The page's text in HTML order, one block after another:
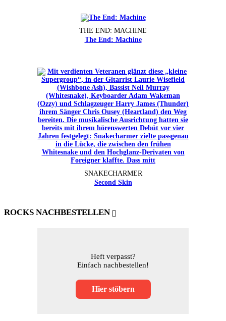
THE END: MACHINE
The End: Machine
SNAKECHARMER
Second Skin
ROCKS NACHBESTELLEN
Heft verpasst?
Einfach nachbestellen!
Hier stöbern